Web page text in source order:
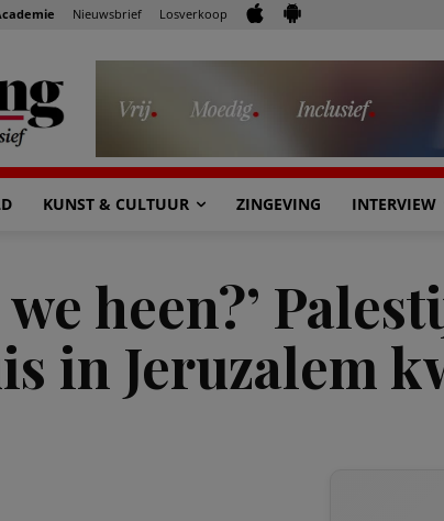
Nieuwsbrief Losverkoop
KUNST & CULTUUR ZINGEVING INTERVIEW
we heen?’
in Jeruzalem